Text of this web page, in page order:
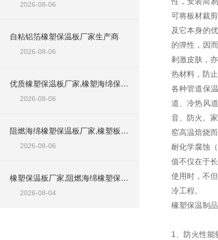
2026-08-06
自粘铝箔橡塑保温板厂家生产商
2026-08-06
优质橡塑保温板厂家,橡塑海绵保温材料供货商
2026-08-06
阻燃海绵橡塑保温板厂家,橡塑板厂家销售点
2026-08-06
橡塑保温板厂家,阻燃海绵橡塑保温板厂家出售
2026-08-04
可将板材裁
及它本身的
的弹性，因
剌激皮肤，
热材料，防
各种管道保
道、冷热风
音、防火。
窑高温焙烧
耐化学腐蚀
值不仅在于
使用时，不
冷工程。
橡塑保温制
1、防火性